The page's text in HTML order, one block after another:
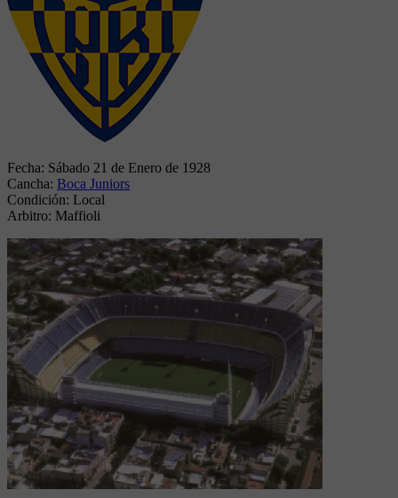
Fecha: Sábado 21 de Enero de 1928
Cancha: Boca Juniors
Condición: Local
Arbitro: Maffioli